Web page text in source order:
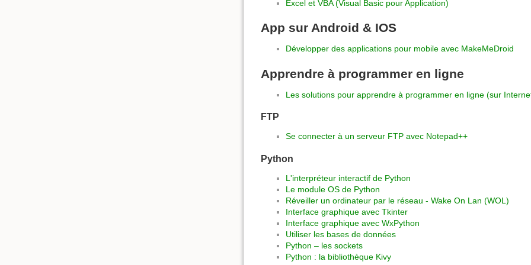
Excel et VBA (Visual Basic pour Application)
App sur Android & IOS
Développer des applications pour mobile avec MakeMeDroid
Apprendre à programmer en ligne
Les solutions pour apprendre à programmer en ligne (sur
FTP
Se connecter à un serveur FTP avec Notepad++
Python
L'interpréteur interactif de Python
Le module OS de Python
Réveiller un ordinateur par le réseau - Wake On Lan (WOL)
Interface graphique avec Tkinter
Interface graphique avec WxPython
Utiliser les bases de données
Python – les sockets
Python : la bibliothèque Kivy